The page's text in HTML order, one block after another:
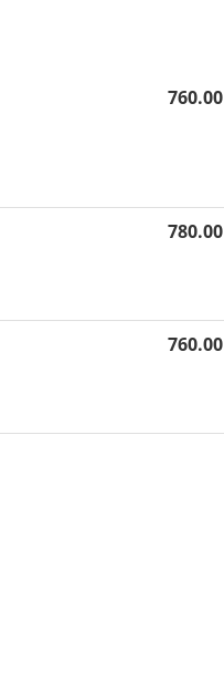
760.00
780.00
760.00